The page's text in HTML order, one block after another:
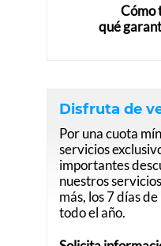
Cómo
qué
Disfruta de
Por una cuota
servicios
importantes
nuestros
más, los 7 días
todo el año.